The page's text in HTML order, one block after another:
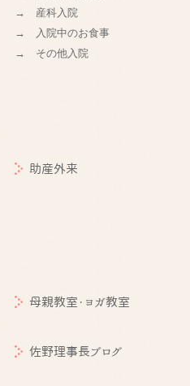
→ 産科入院
→ 入院中のお食事
→ その他入院
助産外来
母親教室・ヨガ教室
佐野理事長ブログ